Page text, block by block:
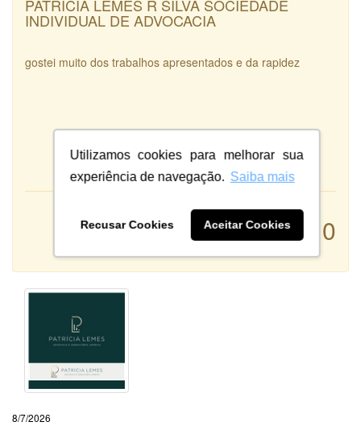
Utilizamos cookies para melhorar sua
experiência de navegação. Saiba mais
Recusar Cookies Aceitar Cookies
PATRÍCIA LEMES R SILVA SOCIEDADE
INDIVIDUAL DE ADVOCACIA
gostei muito dos trabalhos apresentados e da rapidez
10
Atendimento:
Qualidade:
8/7/2026